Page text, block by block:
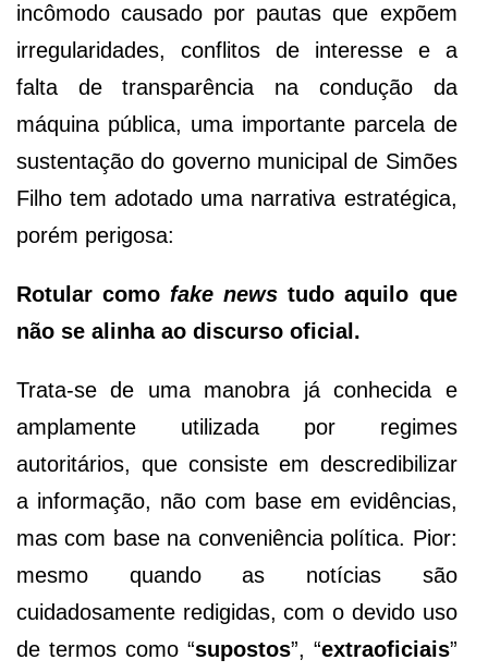
incômodo causado por pautas que expõem
irregularidades, conflitos de interesse e a
falta de transparência na condução da
máquina pública, uma importante parcela de
sustentação do governo municipal de Simões
Filho tem adotado uma narrativa estratégica,
porém perigosa:
Rotular como fake news tudo aquilo que
não se alinha ao discurso oficial.
Trata-se de uma manobra já conhecida e
amplamente utilizada por regimes
autoritários, que consiste em descredibilizar
a informação, não com base em evidências,
mas com base na conveniência política. Pior:
mesmo quando as notícias são
cuidadosamente redigidas, com o devido uso
de termos como “supostos”, “extraoficiais”